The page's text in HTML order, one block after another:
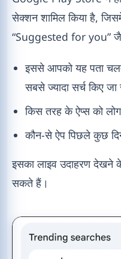
सेक्शन शामिल किया है,
“Suggested for you”
इससे आपको यह पता
सबसे ज्यादा सर्च किए जा
किस तरह के ऐप्स को
कौन-से ऐप पिछले कुछ
इसका लाइव उदाहरण देखने
सकते हैं।